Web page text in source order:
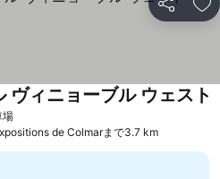
シェア お
場
ヴィニョーブル ウェスト
de Colmarまで3.7 km